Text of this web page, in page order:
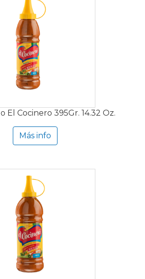
El Cocinero 395Gr. 14.32 Oz.
Más info